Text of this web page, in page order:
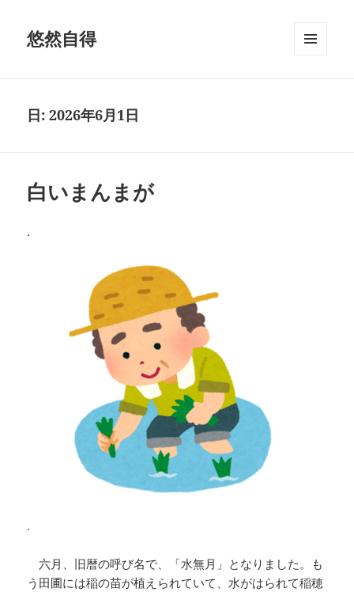
悠然自得
日:2026年6月1日
白いまんまが
.
.
六月、旧暦の呼び名で、「水無月」となりました。も
う田圃には稲の苗が植えられていて、水がはられて稲穂